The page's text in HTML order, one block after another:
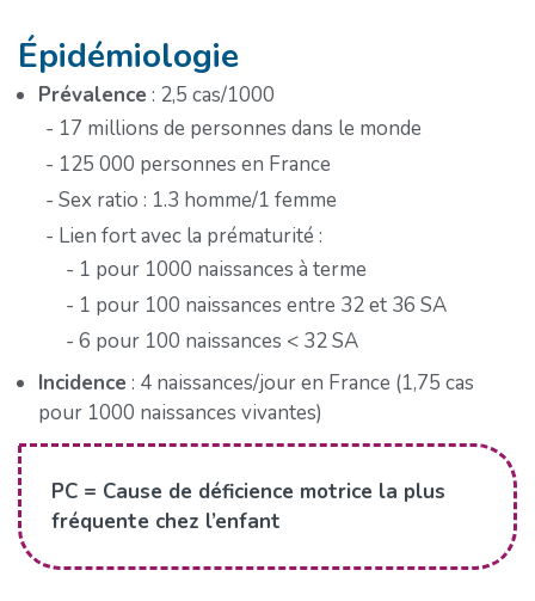
Épidémiologie
Prévalence : 2,5 cas/1000
17 millions de personnes dans le monde
125 000 personnes en France
Sex ratio : 1.3 homme/1 femme
Lien fort avec la prématurité :
1 pour 1000 naissances à terme
1 pour 100 naissances entre 32 et 36 SA
6 pour 100 naissances < 32 SA
Incidence : 4 naissances/jour en France (1,75 cas
pour 1000 naissances vivantes)
PC = Cause de déficience motrice la plus
fréquente chez l’enfant